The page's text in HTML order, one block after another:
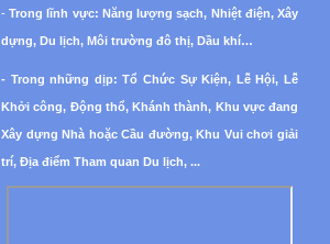
- Trong lĩnh vực: Năng lượng sạch, Nhiệt điện, Xây
dựng, Du lịch, Môi trường đô thị, Dầu khí…
- Trong những dịp: Tổ Chức Sự Kiện, Lễ Hội, Lễ
Khởi công, Động thổ, Khánh thành, Khu vực đang
Xây dựng Nhà hoặc Cầu đường, Khu Vui chơi giải
trí, Địa điểm Tham quan Du lịch, ...